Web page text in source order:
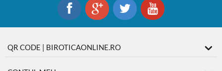
QR CODE | BIROTICAONLINE.RO